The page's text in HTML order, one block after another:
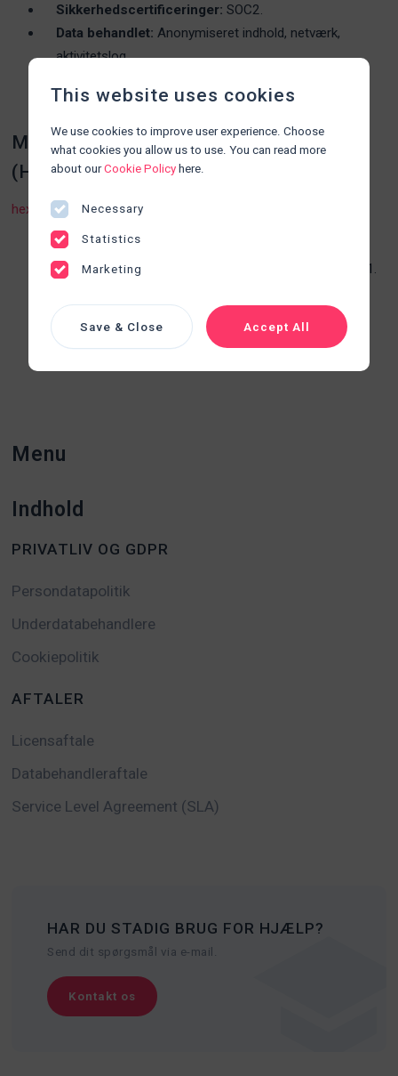
Menu
Indhold
PRIVATLIV OG GDPR
Persondatapolitik
Underdatabehandlere
Cookiepolitik
AFTALER
Licensaftale
Databehandleraftale
Service Level Agreement (SLA)
HAR DU STADIG BRUG FOR HJÆLP?
Send dit spørgsmål via e-mail.
Kontakt os
Sikkerhedscertificeringer: SOC2.
Data behandlet: Anonymiseret indhold, netværk,
aktivitetslog.
DPA underskrevet:Ja - November 2022.
Mitsogo Technologies Private Limited
(Hexnode)
hexnode.com
Lokation:Tyskland.
Sikkerhedscertificeringer:
Privacy Shield, ISO27001.
MDM-system til tablet.
This website uses cookies
We use cookies to improve user experience. Choose
what cookies you allow us to use. You can read more
about ourCookie Policy here.
Necessary
Statistics
Marketing
Save & Close Accept All